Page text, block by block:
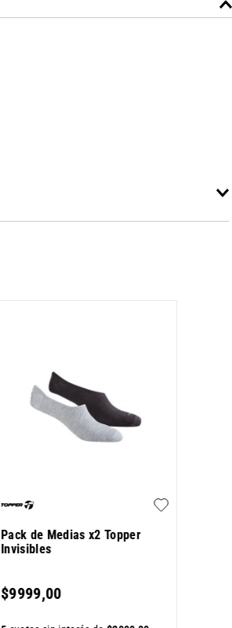
Pack de Medias x2 Topper
Invisibles
$9999,00